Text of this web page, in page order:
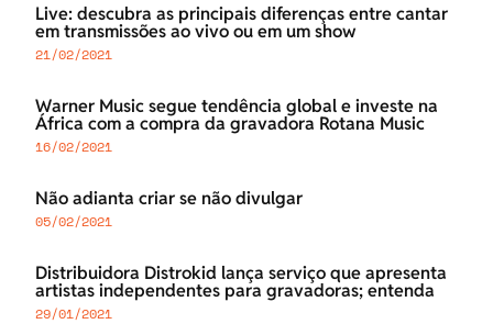
Live: descubra as principais diferenças entre cantar
em transmissões ao vivo ou em um show
21/02/2021
Warner Music segue tendência global e investe na
África com a compra da gravadora Rotana Music
16/02/2021
Não adianta criar se não divulgar
05/02/2021
Distribuidora Distrokid lança serviço que apresenta
artistas independentes para gravadoras; entenda
29/01/2021